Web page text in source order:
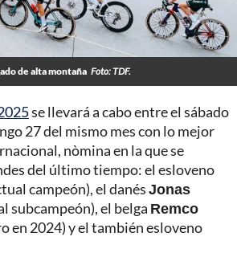
de alta montaña Foto: TDF.
se llevará a cabo entre el sábado
27 del mismo mes con lo mejor
nòmina en la que se
del último tiempo: el esloveno
campeón), el danésJonas
subcampeón), el belga Remco
en 2024) y el también esloveno